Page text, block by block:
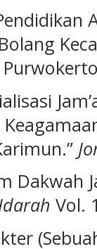
Dakwah
Vol.